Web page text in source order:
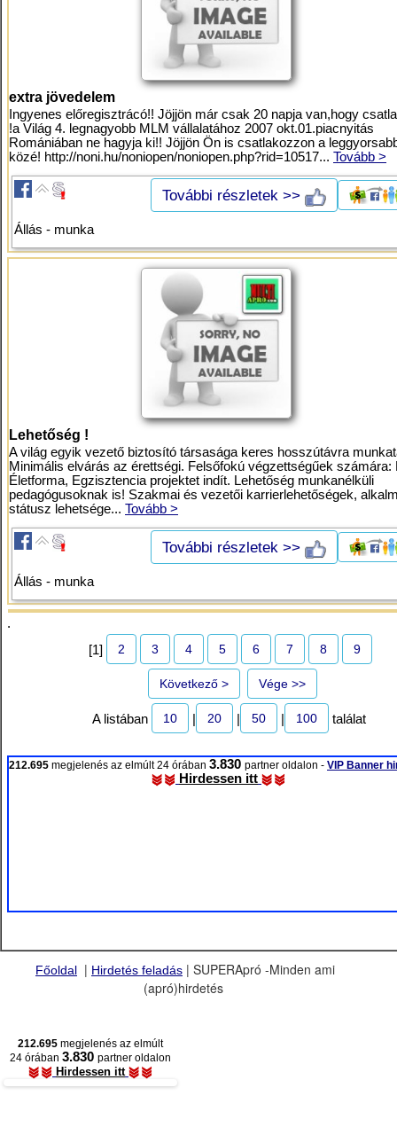
extra jövedelem
Ingyenes előregisztrácó!! Jöjjön már csak 20 napja van,hogy
!a Világ 4. legnagyobb MLM vállalatához 2007 okt.01.piacnyitás
Romániában ne hagyja ki!! Jöjjön Ön is csatlakozzon a
közé! http://noni.hu/noniopen/noniopen.php?rid=10517... Tovább >
További részletek >>
Állás - munka
Lehetőség !
A világ egyik vezető biztosító társasága keres hosszútávra
Minimális elvárás az érettségi. Felsőfokú végzettségűek számára:
Életforma, Egzisztencia projektet indít. Lehetőség munkanélküli
pedagógusoknak is! Szakmai és vezetői karrierlehetőségek,
státusz lehetsége... Tovább >
További részletek >>
Állás - munka
.
[1]
2 3 4 5 6 7 8 9
Következő > Vége >>
A listában 10 20 50 100 találat
212.695 megjelenés az elmúlt 24 órában 3.830 partner oldalon - VIP Banner
Hirdessen itt
Főoldal | Hirdetés feladás | SUPERApró -Minden ami
(apró)hirdetés
212.695 megjelenés az elmúlt
24 órában 3.830 partner oldalon
Hirdessen itt